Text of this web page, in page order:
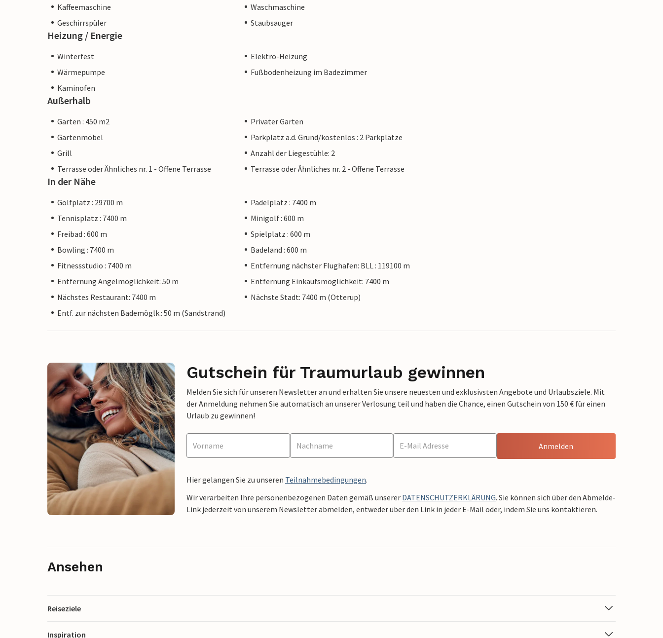
Kaffeemaschine
Waschmaschine
Geschirrspüler
Staubsauger
Heizung / Energie
Winterfest
Elektro-Heizung
Wärmepumpe
Fußbodenheizung im Badezimmer
Kaminofen
Außerhalb
Garten : 450 m2
Privater Garten
Gartenmöbel
Parkplatz a.d. Grund/kostenlos : 2 Parkplätze
Grill
Anzahl der Liegestühle: 2
Terrasse oder Ähnliches nr. 1 - Offene Terrasse
Terrasse oder Ähnliches nr. 2 - Offene Terrasse
In der Nähe
Golfplatz : 29700 m
Padelplatz : 7400 m
Tennisplatz : 7400 m
Minigolf : 600 m
Freibad : 600 m
Spielplatz : 600 m
Bowling : 7400 m
Badeland : 600 m
Fitnessstudio : 7400 m
Entfernung nächster Flughafen: BLL : 119100 m
Entfernung Angelmöglichkeit: 50 m
Entfernung Einkaufsmöglichkeit: 7400 m
Nächstes Restaurant: 7400 m
Nächste Stadt: 7400 m (Otterup)
Entf. zur nächsten Bademöglk.: 50 m (Sandstrand)
Gutschein für Traumurlaub gewinnen
Melden Sie sich für unseren Newsletter an und erhalten Sie unsere neuesten und exklusivsten Angebote und Urlaubsziele. Mit
der Anmeldung nehmen Sie automatisch an unserer Verlosung teil und haben die Chance, einen Gutschein von 150 € für einen
Urlaub zu gewinnen!
Anmelden
Hier gelangen Sie zu unseren Teilnahmebedingungen.
Wir verarbeiten Ihre personenbezogenen Daten gemäß unserer DATENSCHUTZERKLÄRUNG. Sie können sich über den Abmelde-
Link jederzeit von unserem Newsletter abmelden, entweder über den Link in jeder E-Mail oder, indem Sie uns kontaktieren.
Ansehen
Reiseziele
Inspiration